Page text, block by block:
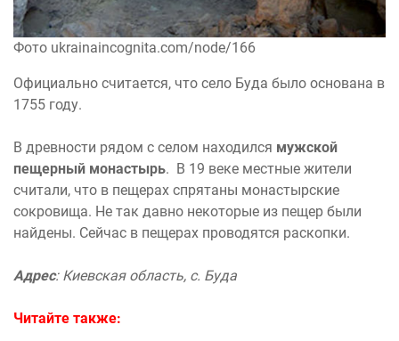
Фото ukrainaincognita.com/node/166
Официально считается, что село Буда было основана в
1755 году.
В древности рядом с селом находился мужской
пещерный монастырь. В 19 веке местные жители
считали, что в пещерах спрятаны монастырские
сокровища. Не так давно некоторые из пещер были
найдены. Сейчас в пещерах проводятся раскопки.
Адрес: Киевская область, с. Буда
Читайте также: